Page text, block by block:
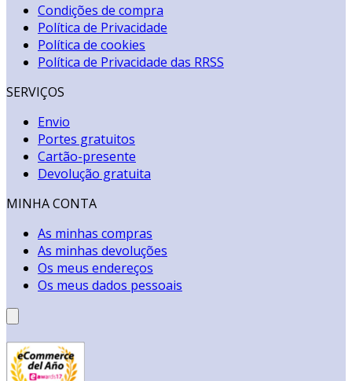
Condições de compra
Política de Privacidade
Política de cookies
Política de Privacidade das RRSS
SERVIÇOS
Envio
Portes gratuitos
Cartão-presente
Devolução gratuita
MINHA CONTA
As minhas compras
As minhas devoluções
Os meus endereços
Os meus dados pessoais